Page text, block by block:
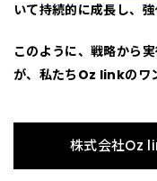
いて持続的に成長し、
このように、戦略から
が、私たちOz linkのワ
株式会社Oz